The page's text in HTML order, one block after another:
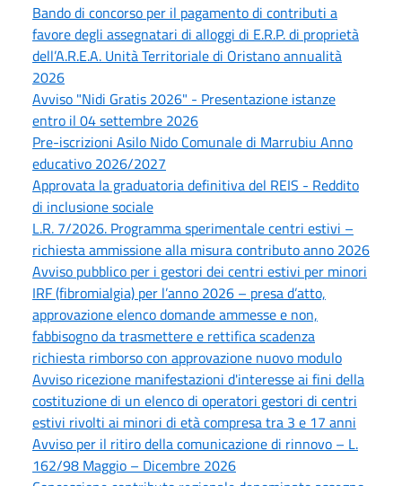
Bando di concorso per il pagamento di contributi a
favore degli assegnatari di alloggi di E.R.P. di proprietà
dell’A.R.E.A. Unità Territoriale di Oristano annualità
2026
Avviso "Nidi Gratis 2026" - Presentazione istanze
entro il 04 settembre 2026
Pre-iscrizioni Asilo Nido Comunale di Marrubiu Anno
educativo 2026/2027
Approvata la graduatoria definitiva del REIS - Reddito
di inclusione sociale
L.R. 7/2026. Programma sperimentale centri estivi –
richiesta ammissione alla misura contributo anno 2026
Avviso pubblico per i gestori dei centri estivi per minori
IRF (fibromialgia) per l’anno 2026 – presa d’atto,
approvazione elenco domande ammesse e non,
fabbisogno da trasmettere e rettifica scadenza
richiesta rimborso con approvazione nuovo modulo
Avviso ricezione manifestazioni d'interesse ai fini della
costituzione di un elenco di operatori gestori di centri
estivi rivolti ai minori di età compresa tra 3 e 17 anni
Avviso per il ritiro della comunicazione di rinnovo – L.
162/98 Maggio – Dicembre 2026